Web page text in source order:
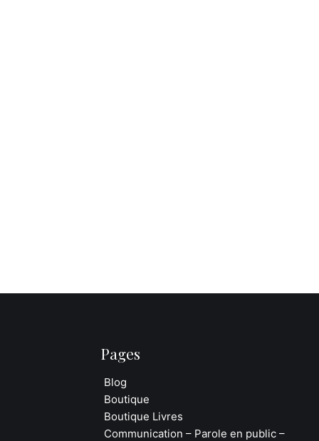
Pages
Blog
Boutique
Boutique Livres
Communication – Parole en public –